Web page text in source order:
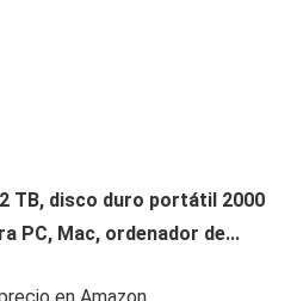
TB, disco duro portátil 2000
PC, Mac, ordenador de...